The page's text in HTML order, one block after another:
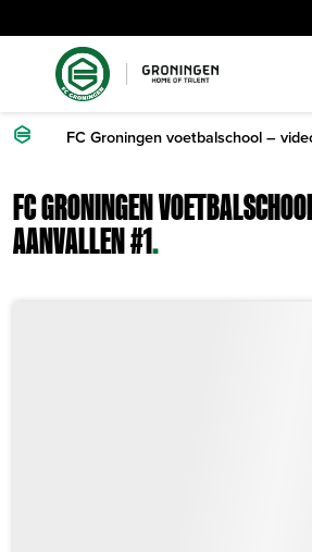
FC Groningen voetbalschool –
FC GRONINGEN
AANVALLEN #1.